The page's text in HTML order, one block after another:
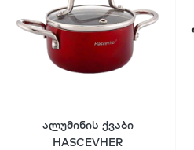
ალუმინის ქვაბი
HASCEVHER